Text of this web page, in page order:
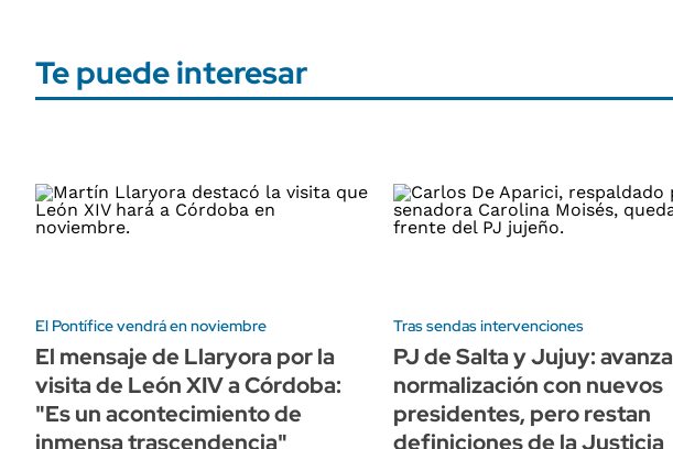
Te puede interesar
El Pontífice vendrá en noviembre
El mensaje de Llaryora por la
visita de León XIV a Córdoba:
"Es un acontecimiento de
inmensa trascendencia"
Tras sendas intervenciones
PJ de Salta y Jujuy: avanza
normalización con nuevos
presidentes, pero restan
definiciones de la Justicia